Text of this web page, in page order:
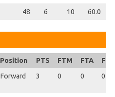
48 6 10 60.0
Position PTS FTM FTA
Forward 3 0 0 0